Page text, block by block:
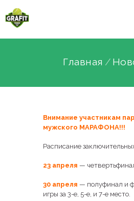
Главная
Внимание участникам
мужского МАРАФОНА!!!
Расписание
23 апреля —
30 апреля — полуфинал и
игры за 3-е, 5-е, и 7-е место.